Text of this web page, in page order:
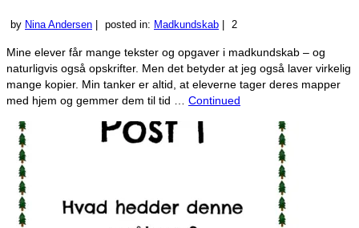
by Nina Andersen posted in: Madkundskab 2
Mine elever får mange tekster og opgaver i madkundskab – og
naturligvis også opskrifter. Men det betyder at jeg også laver virkelig
mange kopier. Min tanker er altid, at eleverne tager deres mapper
med hjem og gemmer dem til tid … Continued